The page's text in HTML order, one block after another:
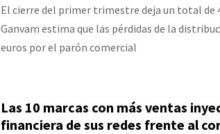
El cierre del primer trimestre deja un total de
Ganvam estima que las pérdidas de la
euros por el parón comercial
Las 10 marcas con más ventas
financiera de sus redes frente al